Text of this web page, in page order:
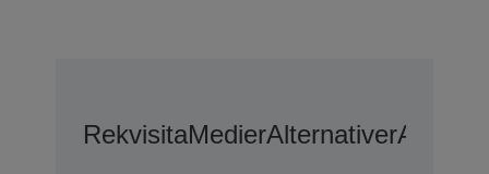
RekvisitaMedierAlternativer